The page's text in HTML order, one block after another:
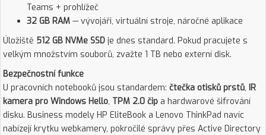
Teams + prohlížeč
32 GB RAM — vývojáři, virtuální stroje, náročné aplikace
Úložiště 512 GB NVMe SSD je dnes standard. Pokud pracujete s
velkým množstvím souborů, zvažte 1 TB nebo externí disk.
Bezpečnostní funkce
U pracovních notebooků jsou standardem: čtečka otisků prstů, IR
kamera pro Windows Hello, TPM 2.0 čip a hardwarové šifrování
disku. Business modely HP EliteBook a Lenovo ThinkPad navíc
nabízejí krytku webkamery, pokročilé správy přes Active Directory